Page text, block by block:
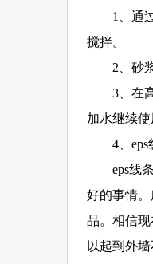
1、通
搅拌。
2、砂
3、在
加水继续使
4、
eps线
好的事情
品。相信
以起到外